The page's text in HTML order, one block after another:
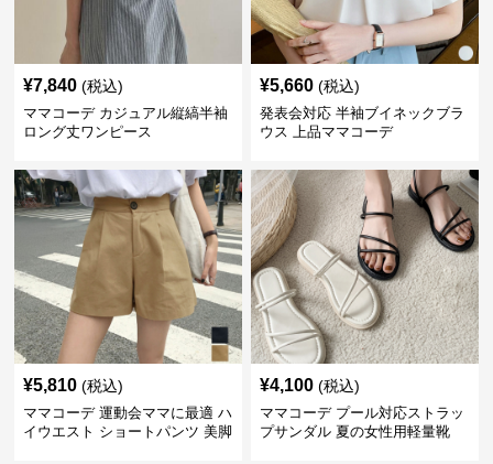
¥7,840 (税込)
ママコーデ カジュアル縦縞半袖
ロング丈ワンピース
¥5,660 (税込)
発表会対応 半袖ブイネックブラ
ウス 上品ママコーデ
¥5,810 (税込)
ママコーデ 運動会ママに最適 ハ
イウエスト ショートパンツ 美脚
¥4,100 (税込)
ママコーデ プール対応ストラッ
プサンダル 夏の女性用軽量靴